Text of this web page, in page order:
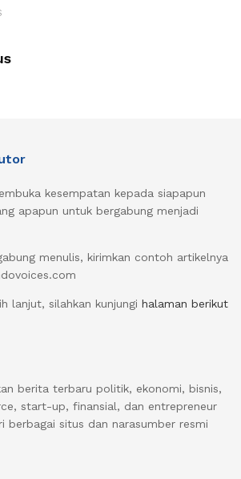
kesempatan kepada siapapun
apapun untuk bergabung menjadi
menulis, kirimkan contoh artikelnya
lanjut, silahkan kunjungi halaman berikut
berita terbaru politik, ekonomi, bisnis,
start-up, finansial, dan entrepreneur
berbagai situs dan narasumber resmi